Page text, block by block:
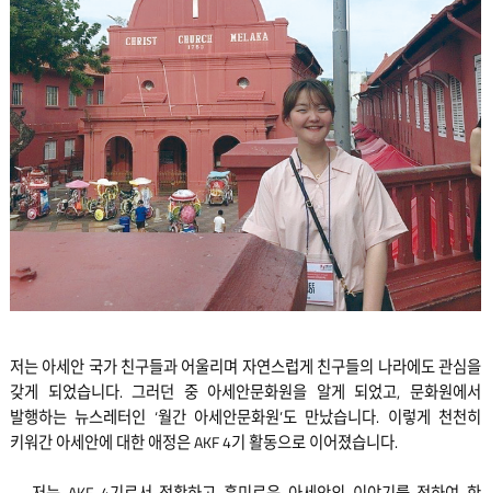
저는 아세안 국가 친구들과 어울리며 자연스럽게 친구들의 나라에도 관심을
갖게 되었습니다. 그러던 중 아세안문화원을 알게 되었고, 문화원에서
발행하는 뉴스레터인 ‘월간 아세안문화원’도 만났습니다. 이렇게 천천히
키워간 아세안에 대한 애정은 AKF 4기 활동으로 이어졌습니다.